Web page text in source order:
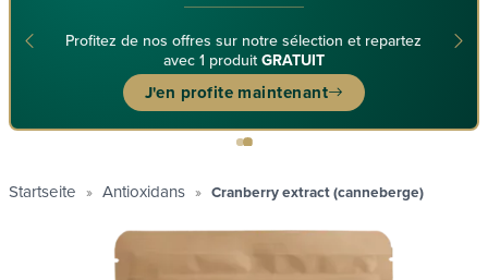
Profitez de nos offres sur notre sélection et repartez
avec 1 produit GRATUIT
J'en profite maintenant
Startseite Antioxidans Cranberry extract (canneberge)